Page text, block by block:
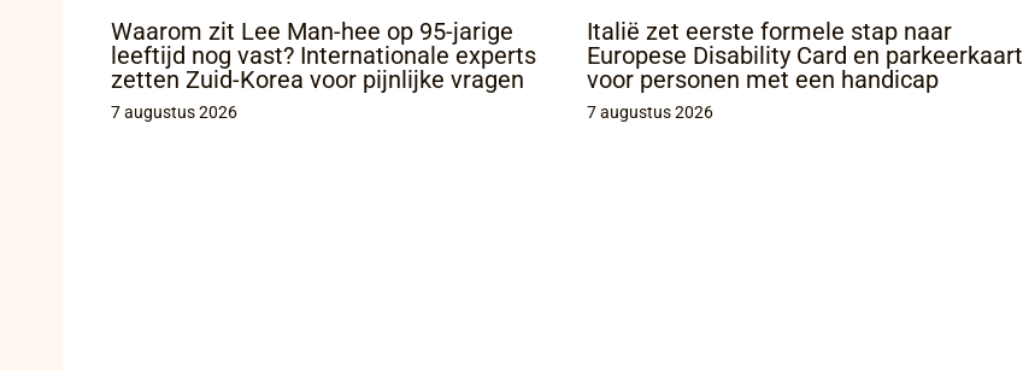
Waarom zit Lee Man-hee op 95-jarige
leeftijd nog vast? Internationale experts
zetten Zuid-Korea voor pijnlijke vragen
7 augustus 2026
Italië zet eerste formele stap naar
Europese Disability Card en parkeerkaart
voor personen met een handicap
7 augustus 2026